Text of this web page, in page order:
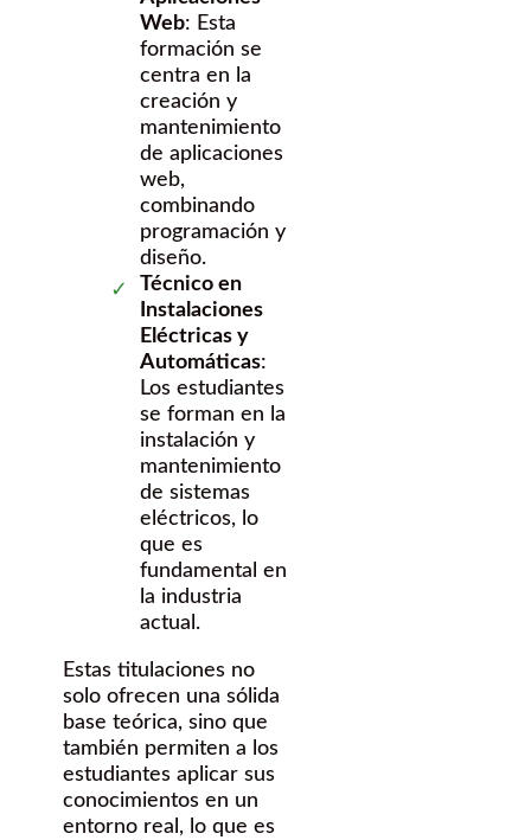
Web: Esta
formación se
centra en la
creación y
mantenimiento
de aplicaciones
web,
combinando
programación y
diseño.
Técnico en
Instalaciones
Eléctricas y
Automáticas:
Los estudiantes
se forman en la
instalación y
mantenimiento
de sistemas
eléctricos, lo
que es
fundamental en
la industria
actual.
Estas titulaciones no
solo ofrecen una sólida
base teórica, sino que
también permiten a los
estudiantes aplicar sus
conocimientos en un
entorno real, lo que es